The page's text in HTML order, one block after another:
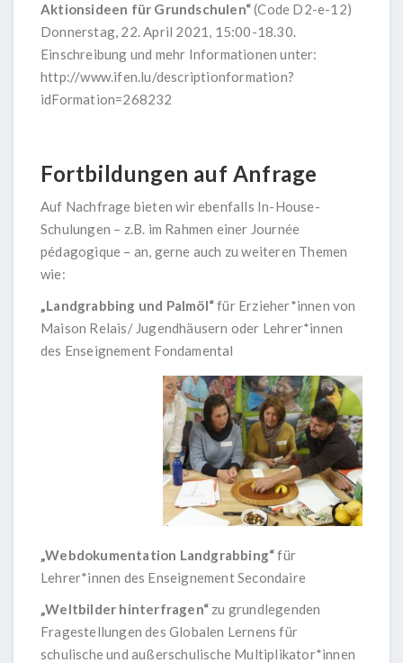
Aktionsideen für Grundschulen“(Code D2-e-12)
Donnerstag, 22. April 2021, 15:00-18.30.
Einschreibung und mehr Informationen unter:
http://www.ifen.lu/descriptionformation?
idFormation=268232
Fortbildungen auf Anfrage
Auf Nachfrage bieten wir ebenfalls In-House-
Schulungen – z.B. im Rahmen einer Journée
pédagogique – an, gerne auch zu weiteren Themen
wie:
„Landgrabbing und Palmöl“für Erzieher*innen von
Maison Relais/ Jugendhäusern oder Lehrer*innen
des Enseignement Fondamental
„Webdokumentation Landgrabbing“für
Lehrer*innen des Enseignement Secondaire
„Weltbilder hinterfragen“ zu grundlegenden
Fragestellungen des Globalen Lernens für
schulische und außerschulische Multiplikator*innen